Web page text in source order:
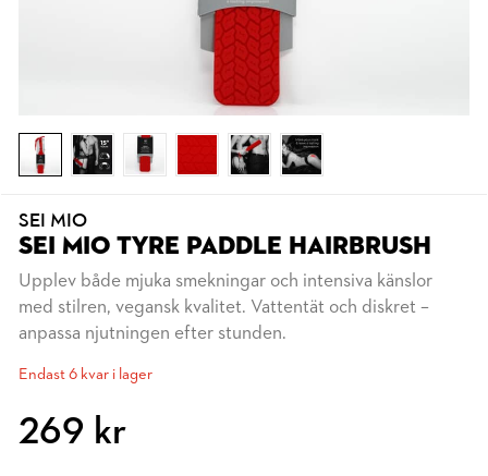
SEI MIO
SEI MIO TYRE PADDLE HAIRBRUSH
Upplev både mjuka smekningar och intensiva känslor
med stilren, vegansk kvalitet. Vattentät och diskret –
anpassa njutningen efter stunden.
Endast 6 kvar i lager
269 kr